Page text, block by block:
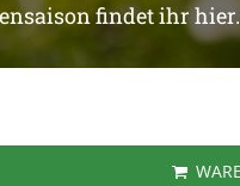
findet ihr hier.